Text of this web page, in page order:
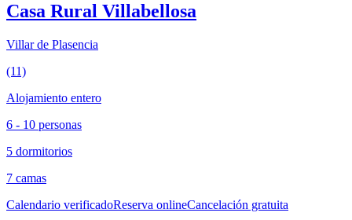
Casa Rural Villabellosa
Villar de Plasencia
(11)
Alojamiento entero
6 - 10 personas
5 dormitorios
7 camas
Calendario verificadoReserva onlineCancelación gratuita